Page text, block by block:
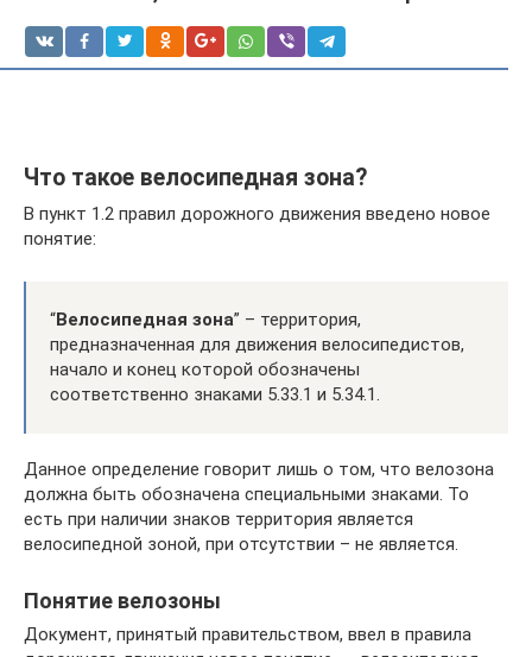
Что такое велосипедная зона?
В пункт 1.2 правил дорожного движения введено новое
понятие:
“Велосипедная зона” – территория,
предназначенная для движения велосипедистов,
начало и конец которой обозначены
соответственно знаками 5.33.1 и 5.34.1.
Данное определение говорит лишь о том, что велозона
должна быть обозначена специальными знаками. То
есть при наличии знаков территория является
велосипедной зоной, при отсутствии – не является.
Понятие велозоны
Документ, принятый правительством, ввел в правила